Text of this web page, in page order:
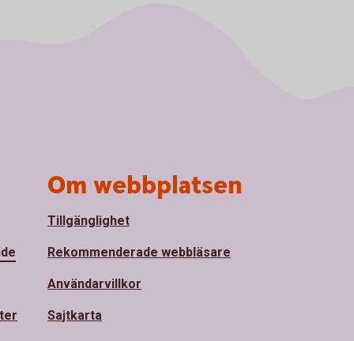
Om webbplatsen
Tillgänglighet
Rekommenderade webbläsare
Användarvillkor
Sajtkarta